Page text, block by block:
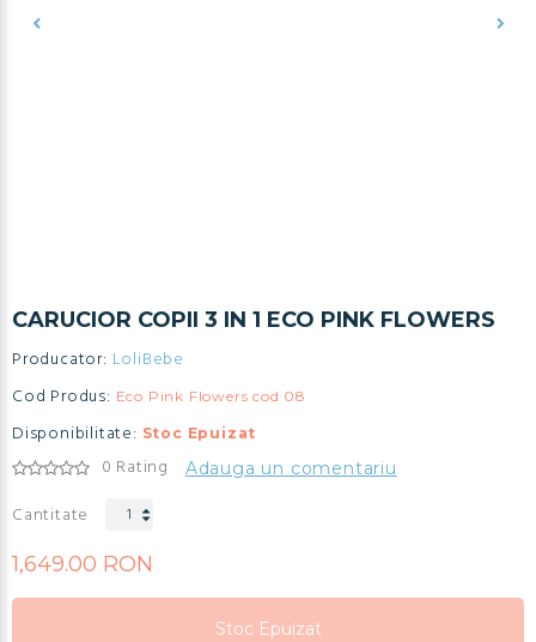
CARUCIOR COPII 3 IN 1 ECO PINK FLOWERS
Producator: LoliBebe
Cod Produs: Eco Pink Flowers cod 08
Disponibilitate: Stoc Epuizat
0 Rating Adauga un comentariu
Cantitate
1,649.00 RON
Stoc Epuizat
Stoc Epuizat